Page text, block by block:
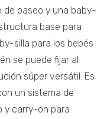
paseo y una baby-
base para
silla para los bebés
se puede fijar al
súper versátil. Es
un sistema de
y carry-on para